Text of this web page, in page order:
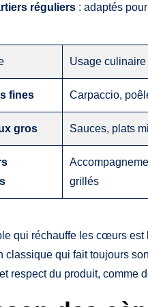
réguliers : adaptés
Usage culinaire
fines Carpaccio,
gros Sauces, plats
grillés
qui réchauffe les cœurs
classique qui fait toujours
respect du produit, comme